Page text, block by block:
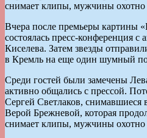
снимает клипы, мужчины охотно
Вчера после премьеры картины
состоялась пресс-конференция
Киселева. Затем звезды
в Кремль на еще один шумный
Среди гостей были замечены
активно общались с прессой.
Сергей Светлаков,
Верой Брежневой, которая
снимает клипы, мужчины охотно